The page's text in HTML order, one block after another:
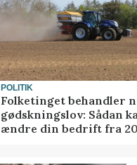
POLITIK
Folketinget behandler
gødskningslov: Sådan
ændre din bedrift fra